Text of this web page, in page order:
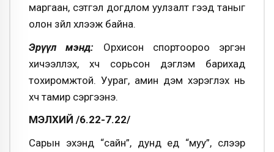
маргаан, сэтгэл догдлом уулзалт гээд таныг
олон зүйл хүлээж байна.
Эрүүл мэнд: Орхисон спортоороо эргэн
хичээллэх, хүч сорьсон дэглэм барихад
тохиромжтой. Уураг, амин дэм хэрэглэх нь
хүч тамир сэргээнэ.
МЭЛХИЙ /6.22-7.22/
Сарын эхэнд “сайн”, дунд үед “муу”, сүүлээр